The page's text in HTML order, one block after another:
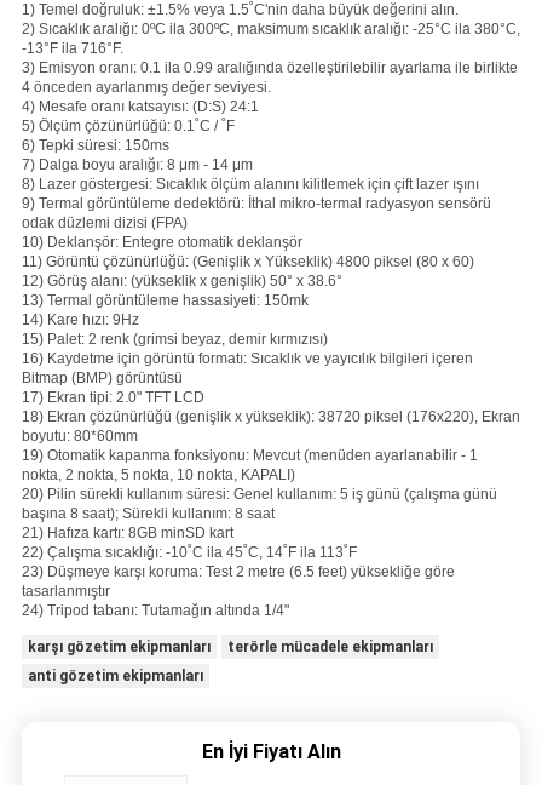
1) Temel doğruluk: ±1.5% veya 1.5˚C'nin daha büyük değerini alın.
2) Sıcaklık aralığı: 0ºC ila 300ºC, maksimum sıcaklık aralığı: -25°C ila 380°C,
-13°F ila 716°F.
3) Emisyon oranı: 0.1 ila 0.99 aralığında özelleştirilebilir ayarlama ile birlikte
4 önceden ayarlanmış değer seviyesi.
4) Mesafe oranı katsayısı: (D:S) 24:1
5) Ölçüm çözünürlüğü: 0.1˚C / ˚F
6) Tepki süresi: 150ms
7) Dalga boyu aralığı: 8 μm - 14 μm
8) Lazer göstergesi: Sıcaklık ölçüm alanını kilitlemek için çift lazer ışını
9) Termal görüntüleme dedektörü: İthal mikro-termal radyasyon sensörü
odak düzlemi dizisi (FPA)
10) Deklanşör: Entegre otomatik deklanşör
11) Görüntü çözünürlüğü: (Genişlik x Yükseklik) 4800 piksel (80 x 60)
12) Görüş alanı: (yükseklik x genişlik) 50° x 38.6°
13) Termal görüntüleme hassasiyeti: 150mk
14) Kare hızı: 9Hz
15) Palet: 2 renk (grimsi beyaz, demir kırmızısı)
16) Kaydetme için görüntü formatı: Sıcaklık ve yayıcılık bilgileri içeren
Bitmap (BMP) görüntüsü
17) Ekran tipi: 2.0" TFT LCD
18) Ekran çözünürlüğü (genişlik x yükseklik): 38720 piksel (176x220), Ekran
boyutu: 80*60mm
19) Otomatik kapanma fonksiyonu: Mevcut (menüden ayarlanabilir - 1
nokta, 2 nokta, 5 nokta, 10 nokta, KAPALI)
20) Pilin sürekli kullanım süresi: Genel kullanım: 5 iş günü (çalışma günü
başına 8 saat); Sürekli kullanım: 8 saat
21) Hafıza kartı: 8GB minSD kart
22) Çalışma sıcaklığı: -10˚C ila 45˚C, 14˚F ila 113˚F
23) Düşmeye karşı koruma: Test 2 metre (6.5 feet) yüksekliğe göre
tasarlanmıştır
24) Tripod tabanı: Tutamağın altında 1/4"
karşı gözetim ekipmanları
terörle mücadele ekipmanları
anti gözetim ekipmanları
En İyi Fiyatı Alın